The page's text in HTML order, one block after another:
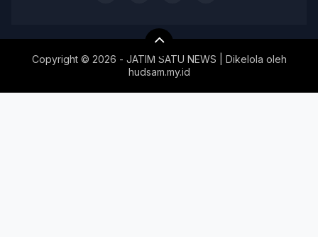
Copyright © 2026 - JATIM SATU NEWS | Dikelola oleh
hudsam.my.id